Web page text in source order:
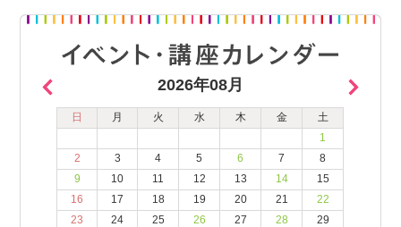
2026年08月
日 月 火 水 木 金
土
1
2
3 4 5 6 7
8
9
10 11 12 13 14
15
16
17 18 19 20 21
22
23
24 25 26 27 28
29